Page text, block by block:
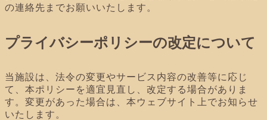
の連絡先までお願いいたします。
プライバシーポリシーの改定について
当施設は、法令の変更やサービス内容の改善等に応じ
て、本ポリシーを適宜見直し、改定する場合がありま
す。変更があった場合は、本ウェブサイト上でお知らせ
いたします。